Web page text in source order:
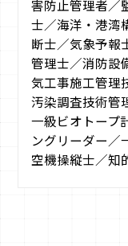
害防止管理者／
士／海洋・港湾
断士／気象予報
管理士／消防設
気工事施工管理
汚染調査技術管
一級ビオトープ
ングリーダー／
空機操縦士／知